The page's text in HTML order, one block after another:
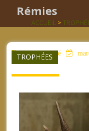
Rémies
ACCUEIL>
TROPHÉES
aucun mot clé